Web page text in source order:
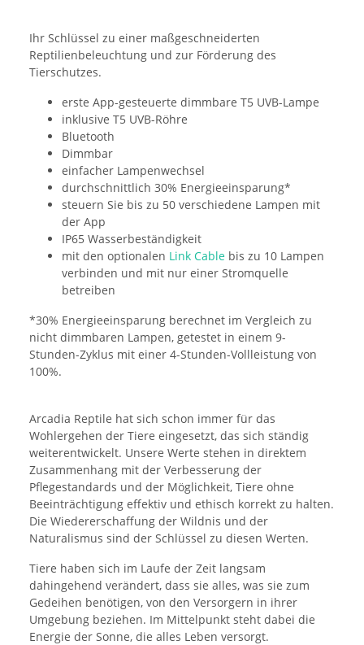
Ihr Schlüssel zu einer maßgeschneiderten
Reptilienbeleuchtung und zur Förderung des
Tierschutzes.
erste App-gesteuerte dimmbare T5 UVB-Lampe
inklusive T5 UVB-Röhre
Bluetooth
Dimmbar
einfacher Lampenwechsel
durchschnittlich 30% Energieeinsparung*
steuern Sie bis zu 50 verschiedene Lampen mit
der App
IP65 Wasserbeständigkeit
mit den optionalen Link Cable bis zu 10 Lampen
verbinden und mit nur einer Stromquelle
betreiben
*30% Energieeinsparung berechnet im Vergleich zu
nicht dimmbaren Lampen, getestet in einem 9-
Stunden-Zyklus mit einer 4-Stunden-Vollleistung von
100%.
Arcadia Reptile hat sich schon immer für das
Wohlergehen der Tiere eingesetzt, das sich ständig
weiterentwickelt. Unsere Werte stehen in direktem
Zusammenhang mit der Verbesserung der
Pflegestandards und der Möglichkeit, Tiere ohne
Beeinträchtigung effektiv und ethisch korrekt zu halten.
Die Wiedererschaffung der Wildnis und der
Naturalismus sind der Schlüssel zu diesen Werten.
Tiere haben sich im Laufe der Zeit langsam
dahingehend verändert, dass sie alles, was sie zum
Gedeihen benötigen, von den Versorgern in ihrer
Umgebung beziehen. Im Mittelpunkt steht dabei die
Energie der Sonne, die alles Leben versorgt.